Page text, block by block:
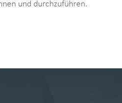
und durchzuführen.